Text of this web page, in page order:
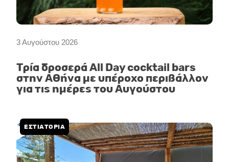
3 Αυγούστου 2026
Τρία δροσερά All Day cocktail bars
στην Αθήνα με υπέροχο περιβάλλον
για τις ημέρες του Αυγούστου
ΕΣΤΙΑΤΌΡΙΑ